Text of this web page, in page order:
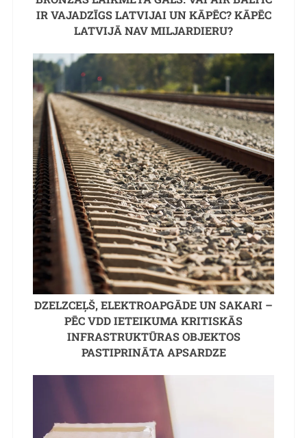
IR VAJADZĪGS LATVIJAI UN KĀPĒC? KĀPĒC
LATVIJĀ NAV MILJARDIERU?
DZELZCEĻŠ, ELEKTROAPGĀDE UN SAKARI –
PĒC VDD IETEIKUMA KRITISKĀS
INFRASTRUKTŪRAS OBJEKTOS
PASTIPRINĀTA APSARDZE